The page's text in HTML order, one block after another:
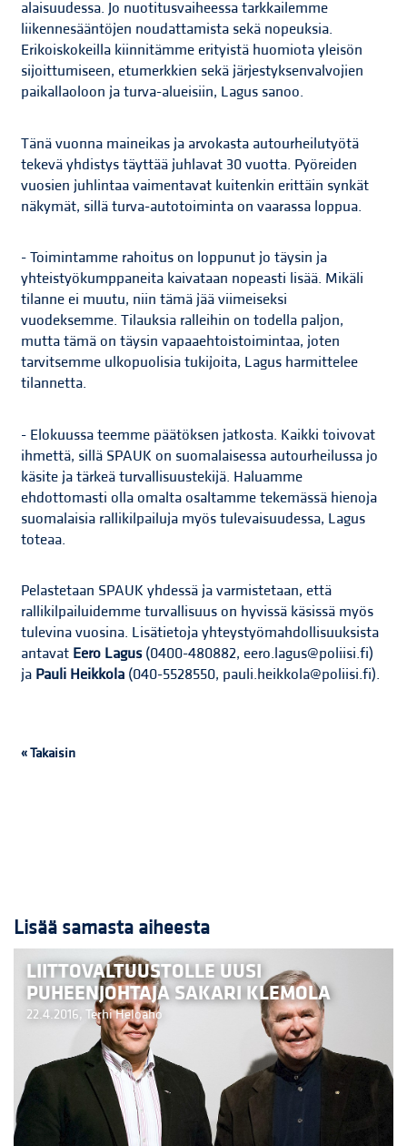
alaisuudessa. Jo nuotitusvaiheessa tarkkailemme
liikennesääntöjen noudattamista sekä nopeuksia.
Erikoiskokeilla kiinnitämme erityistä huomiota yleisön
sijoittumiseen, etumerkkien sekä järjestyksenvalvojien
paikallaoloon ja turva-alueisiin, Lagus sanoo.
Tänä vuonna maineikas ja arvokasta autourheilutyötä
tekevä yhdistys täyttää juhlavat 30 vuotta. Pyöreiden
vuosien juhlintaa vaimentavat kuitenkin erittäin synkät
näkymät, sillä turva-autotoiminta on vaarassa loppua.
- Toimintamme rahoitus on loppunut jo täysin ja
yhteistyökumppaneita kaivataan nopeasti lisää. Mikäli
tilanne ei muutu, niin tämä jää viimeiseksi
vuodeksemme. Tilauksia ralleihin on todella paljon,
mutta tämä on täysin vapaaehtoistoimintaa, joten
tarvitsemme ulkopuolisia tukijoita, Lagus harmittelee
tilannetta.
- Elokuussa teemme päätöksen jatkosta. Kaikki toivovat
ihmettä, sillä SPAUK on suomalaisessa autourheilussa jo
käsite ja tärkeä turvallisuustekijä. Haluamme
ehdottomasti olla omalta osaltamme tekemässä hienoja
suomalaisia rallikilpailuja myös tulevaisuudessa, Lagus
toteaa.
Pelastetaan SPAUK yhdessä ja varmistetaan, että
rallikilpailuidemme turvallisuus on hyvissä käsissä myös
tulevina vuosina. Lisätietoja yhteystyömahdollisuuksista
antavat Eero Lagus(0400-480882, eero.lagus@poliisi.fi)
ja Pauli Heikkola (040-5528550, pauli.heikkola@poliisi.fi).
« Takaisin
Lisää samasta aiheesta
LIITTOVALTUUSTOLLE UUSI
PUHEENJOHTAJA SAKARI KLEMOLA
22.4.2016, Terhi Heloaho